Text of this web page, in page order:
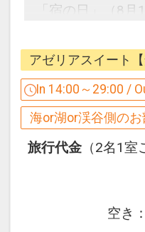
包みます。
波音を間近に感じ
ームで、ゆっくり
ください。
＜ プランのご案
○レンタルカート
○インドアプー
が滞在中ご利用
※19時からのナ
「宿の日」（8月
客室は波音を間
ビューで人気の2
と「アゼリアス
だけます。
※ご予約時にどち
指定してご予約
◆オーシャンビ
ーキッド】◆
オーシャンビュ
アゼリアスイート
In 14:00～29:00 /
海or湖or渓谷側のお
旅行代金 （2名1
空き：